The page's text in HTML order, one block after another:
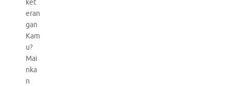
ket
eran
gan
Kam
u?
Mai
nka
n